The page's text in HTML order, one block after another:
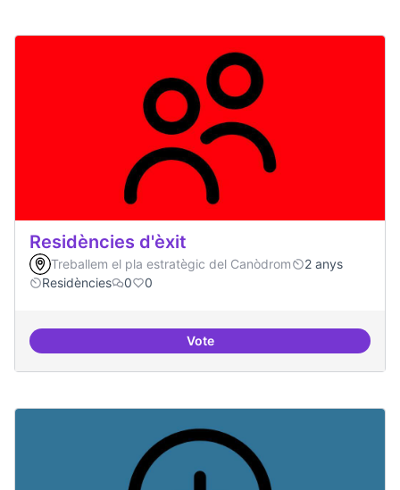
Residències d'èxit
Treballem el pla estratègic del Canòdrom
2 anys
Residències
0 0
VoteResidències d'èxit